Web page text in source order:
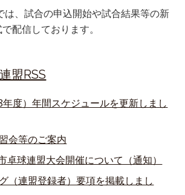
は、試合の申込開始や試合結果等の新
配信しております。
盟RSS
度）年間スケジュールを更新しまし
会等のご案内
卓球連盟大会開催について（通知）
（連盟登録者）要項を掲載しまし